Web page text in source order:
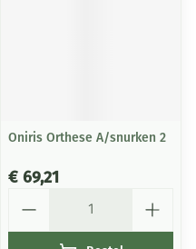
Oniris Orthese A/snurken 2
€ 69,21